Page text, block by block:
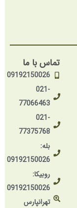
تماس با ما
09192150026
77066463
77375768
09192150026
روبیکا:
09192150026
تهرانپارس